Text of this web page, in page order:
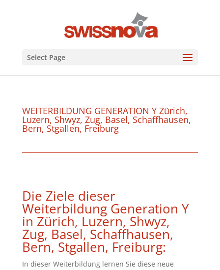
Select Page
WEITERBILDUNG GENERATION Y Zürich,
Luzern, Shwyz, Zug, Basel, Schaffhausen,
Bern, Stgallen, Freiburg
Die Ziele dieser
Weiterbildung Generation Y
in Zürich, Luzern, Shwyz,
Zug, Basel, Schaffhausen,
Bern, Stgallen, Freiburg:
In dieser Weiterbildung lernen Sie diese neue